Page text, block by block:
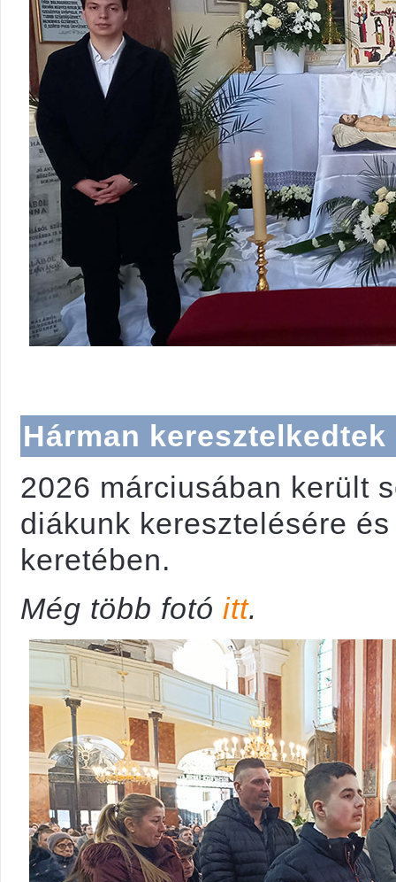
Hárman
2026 márciusában került
diákunk keresztelésére
keretében.
Még több fotó itt.